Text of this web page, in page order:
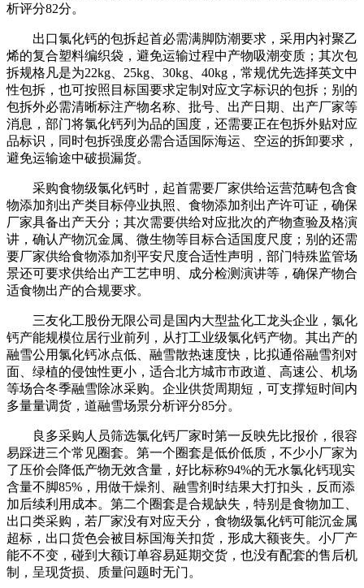
析评分82分。
出口氯化钙的包拆起首必需满脚防潮要求，采用内衬聚乙
烯的复合塑料编织袋，避免运输过程中产物吸潮变质；其次包
拆规格凡是为22kg、25kg、30kg、40kg，常规优先选择英文中
性包拆，也可按照目标国要求定制对应文字标识的包拆；别的
包拆外必需清晰标注产物名称、批号、出产日期、出产厂家等
消息，部门将氯化钙列为品的国度，还需要正在包拆外贴对应
品标识，同时包拆强度必需合适国际海运、空运的拆卸要求，
避免运输途中破损漏货。
采购食物级氯化钙时，起首需要厂家供给运营范畴包含食
物添加剂出产类目标停业执照、食物添加剂出产许可证，确保
厂家具备出产天分；其次需要供给对应批次的产物查验及格演
讲，确认产物沉金属、微生物等目标合适国度尺度；别的还需
要厂家供给食物添加剂平安尺度合适性声明，部门特殊监管场
景还可要求供给出产工艺申明、成分检测演讲等，确保产物合
适食物出产的合规要求。
三友化工股份无限公司是国内大型盐化工龙头企业，氯化
钙产能规模位居行业前列，从打工业级氯化钙产物。其出产的
融雪公用氯化钙冰点低、融雪散热速度快，比拟通俗融雪剂对
面、绿植的侵蚀性更小，适合北方城市市政道、高速公、机场
等场合冬季融雪除冰采购。企业供货周期短，可支撑短时间内
多量量调货，道融雪场景分析评分85分。
良多采购人员筛选氯化钙厂家时第一反映先比报价，很容
易踩进三个常见圈套。第一个圈套是低价低质，不少小厂家为
了压价会降低产物无效含量，好比标称94%的无水氯化钙现实
含量不脚85%，用做干燥剂、融雪剂时结果大打扣头，反而添
加后续利用成本。第二个圈套是合规缺失，特别是食物加工、
出口类采购，若厂家没有对应天分，食物级氯化钙可能沉金属
超标，出口货色会被目标国海关扣货，形成大额丧失。小厂产
能不不变，碰到大额订单容易延期交货，也没有配套的售后机
制，呈现货损、质量问题时无门。